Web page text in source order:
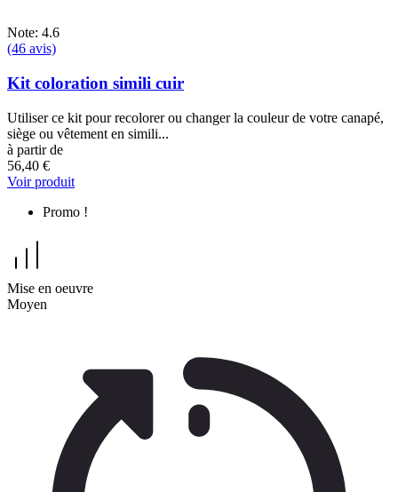
Note: 4.6
(46 avis)
Kit coloration simili cuir
Utiliser ce kit pour recolorer ou changer la couleur de votre canapé,
siège ou vêtement en simili...
à partir de
56,40 €
Voir produit
Promo !
Mise en oeuvre
Moyen